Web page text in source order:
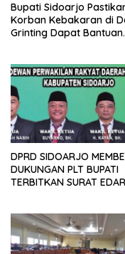
Bupati Sidoarjo
Korban Kebakaran di
Grinting Dapat Bantuan
DPRD SIDOARJO
DUKUNGAN PLT BUPATI
TERBITKAN SURAT
TK, PAUD, SD, SMP/MTS
KELUAR KOTA